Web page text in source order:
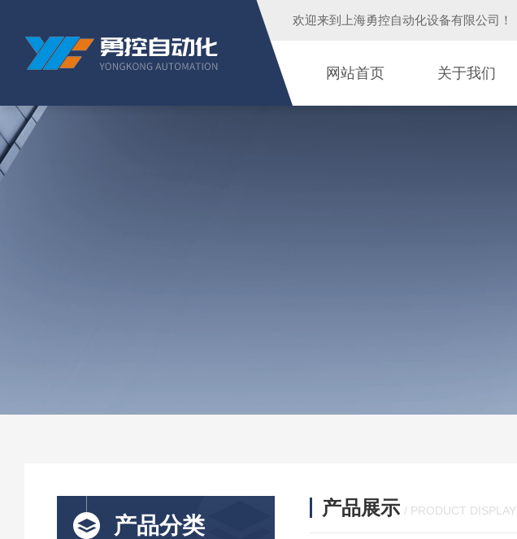
欢迎来到 上海勇控自动化设备有限公司 ！
网站首页 关于我们
产品分类
产品展示 / PRODUCT DISPLAY